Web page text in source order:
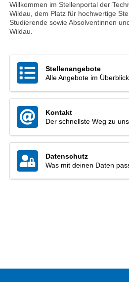
Willkommen im Stellenportal der
Wildau, dem Platz für hochwertige
Studierende sowie Absolventinnen
Wildau.
Stellenangebote
Alle Angebote im Überblick
Kontakt
Der schnellste Weg zu uns
Datenschutz
Was mit deinen Daten